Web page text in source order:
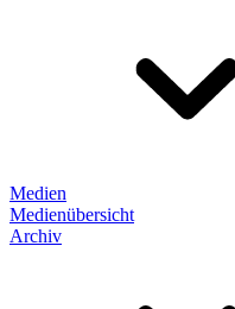
Medien
Medienübersicht
Archiv